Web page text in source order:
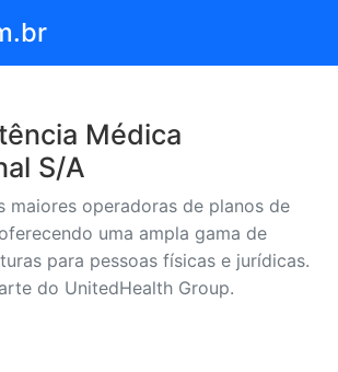
Médica
S/A
maiores operadoras de planos de
uma ampla gama de
para pessoas físicas e jurídicas.
do UnitedHealth Group.